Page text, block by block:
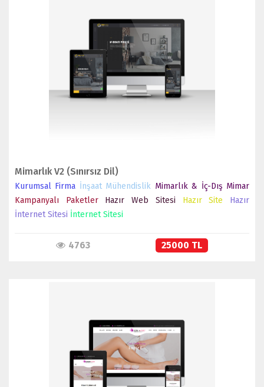
İNCELE
SATIN AL
Mimarlık V2 (Sınırsız Dil)
Kurumsal Firma İnşaat Mühendislik Mimarlık & İç-Dış Mimar
Kampanyalı Paketler
Hazır Web Sitesi Hazır Site
Hazır
İnternet Sitesi İnternet Sitesi
4763 25000 TL
İNCELE
SATIN AL